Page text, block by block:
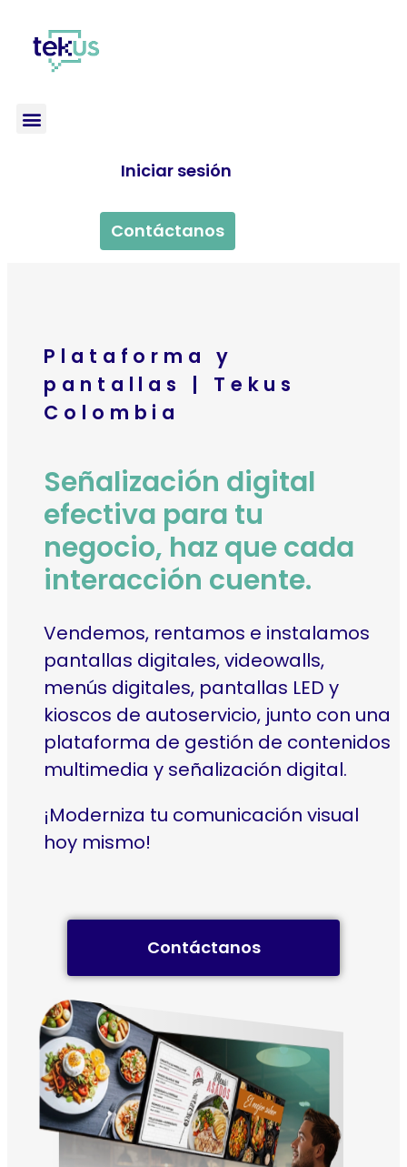
Iniciar sesión
Contáctanos
Plataforma y
pantallas | Tekus
Colombia
Señalización digital
efectiva para tu
negocio, haz que cada
interacción cuente.
Vendemos, rentamos e instalamos
pantallas digitales,videowalls,
menús digitales, pantallas LED y
kioscos de autoservicio, junto con una
plataforma de gestión de contenidos
multimedia y señalización digital.
¡Moderniza tu comunicación visual
hoy mismo!
Contáctanos